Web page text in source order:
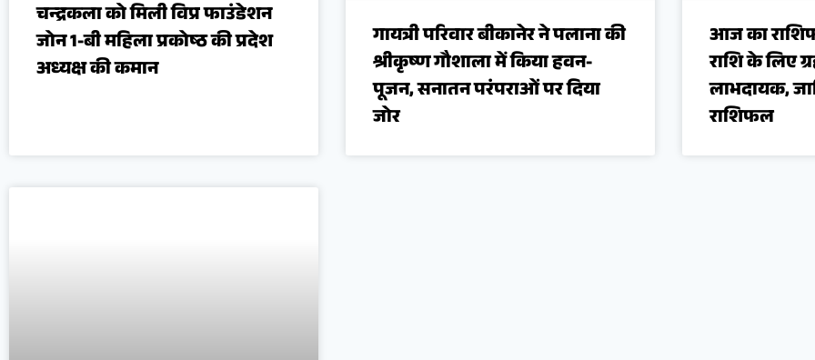
चन्द्रकला को मिली विप्र फाउंडेशन
जोन 1-बी महिला प्रकोष्ठ की प्रदेश
अध्यक्ष की कमान
गायत्री परिवार बीकानेर ने पलाना की
श्रीकृष्ण गौशाला में किया हवन-
पूजन, सनातन परंपराओं पर दिया
जोर
आज का
राशि के लिए
लाभदायक,
राशिफल